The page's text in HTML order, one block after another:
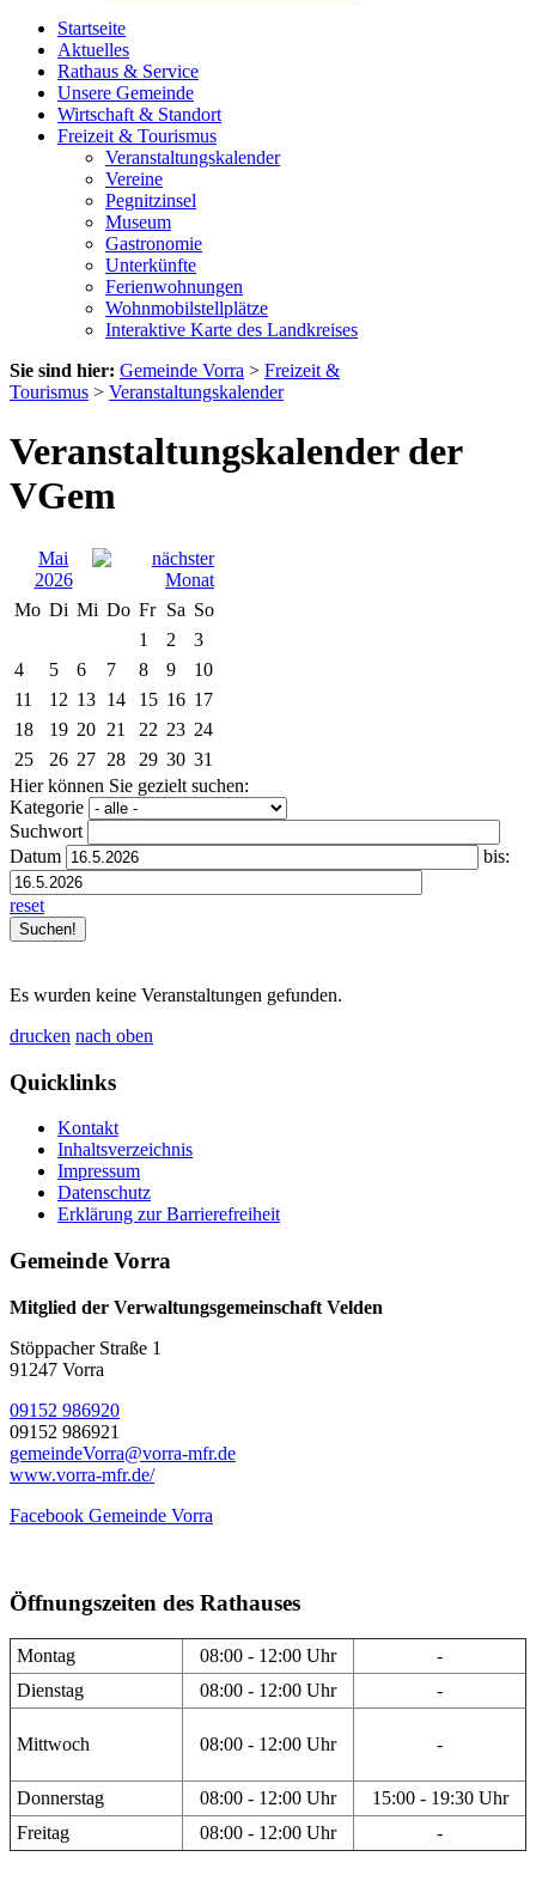
Startseite
Aktuelles
Rathaus & Service
Unsere Gemeinde
Wirtschaft & Standort
Freizeit & Tourismus
Veranstaltungskalender
Vereine
Pegnitzinsel
Museum
Gastronomie
Unterkünfte
Ferienwohnungen
Wohnmobilstellplätze
Interaktive Karte des Landkreises
Sie sind hier: Gemeinde Vorra > Freizeit &
Tourismus > Veranstaltungskalender
Veranstaltungskalender der
VGem
Mai
2026
Mo Di Mi Do Fr Sa So
1
2
3
4
5 6 7 8 9
10
11
12 13 14 15 16 17
18
19 20 21 22 23 24
25
26 27 28 29 30 31
Hier können Sie gezielt suchen:
Kategorie
Suchwort
Datum
bis:
reset
Es wurden keine Veranstaltungen gefunden.
drucken nach oben
Quicklinks
Kontakt
Inhaltsverzeichnis
Impressum
Datenschutz
Erklärung zur Barrierefreiheit
Gemeinde Vorra
Mitglied der Verwaltungsgemeinschaft Velden
Stöppacher Straße 1
91247 Vorra
09152 986920
09152 986921
gemeindeVorra@vorra-mfr.de
www.vorra-mfr.de/
Facebook Gemeinde Vorra
Öffnungszeiten des Rathauses
Montag 08:00 - 12:00 Uhr
-
Dienstag
08:00 - 12:00 Uhr -
Mittwoch 08:00 - 12:00 Uhr -
Donnerstag 08:00 - 12:00 Uhr
15:00 - 19:30 Uhr
Freitag
08:00 - 12:00 Uhr -